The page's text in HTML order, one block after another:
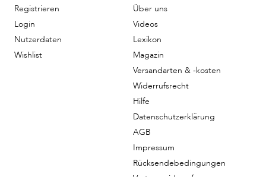
Registrieren
Login
Nutzerdaten
Wishlist
Über uns
Videos
Lexikon
Magazin
Versandarten & -kosten
Widerrufsrecht
Hilfe
Datenschutzerklärung
AGB
Impressum
Rücksendebedingungen